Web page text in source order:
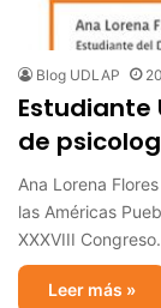
Blog UDLAP
Estudiante
de
Ana Lorena
las Américas
XXXVIII
Leer más »